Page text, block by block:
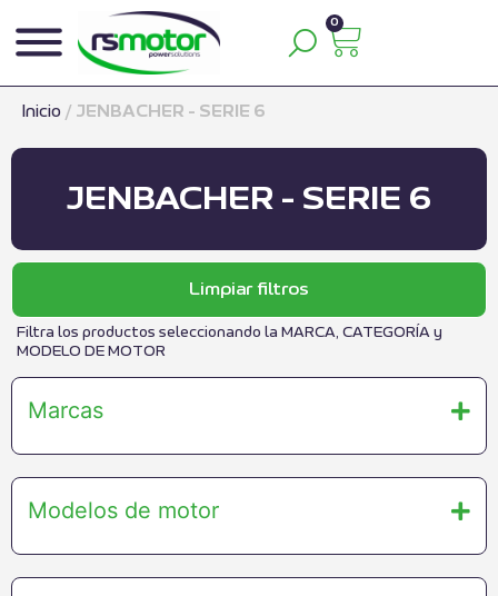
0
Inicio / JENBACHER - SERIE 6
JENBACHER - SERIE 6
Limpiar filtros
Filtra los productos seleccionando la MARCA, CATEGORÍA y
MODELO DE MOTOR
Marcas
Modelos de motor